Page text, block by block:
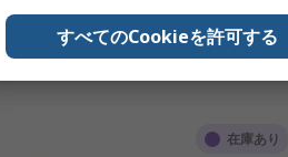
手メーカーで、幅広い産業分野
す。
確保するために欠かせない部品
在庫あり
すべてのCookieを許可する